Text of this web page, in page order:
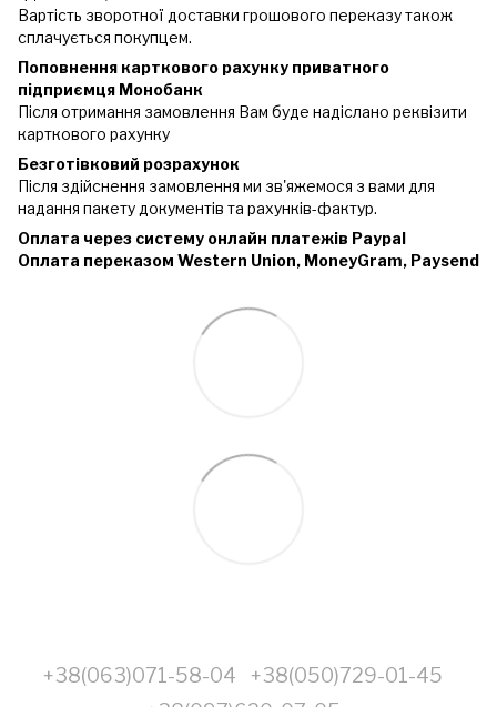
Вартість зворотної доставки грошового переказу також
сплачується покупцем.
Поповнення карткового рахунку приватного
підприємця Монобанк
Після отримання замовлення Вам буде надіслано реквізити
карткового рахунку
Безготівковий розрахунок
Після здійснення замовлення ми зв'яжемося з вами для
надання пакету документів та рахунків-фактур.
Оплата через систему онлайн платежів Paypal
Оплата переказом Western Union, MoneyGram, Paysend
+38(063)071-58-04
+38(050)729-01-45